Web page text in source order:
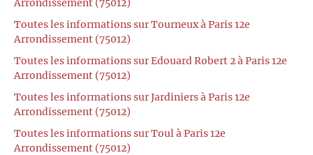
Toutes les informations sur Tourneux à Paris 12e
Arrondissement (75012)
Toutes les informations sur Edouard Robert 2 à Paris 12e
Arrondissement (75012)
Toutes les informations sur Jardiniers à Paris 12e
Arrondissement (75012)
Toutes les informations sur Toul à Paris 12e
Arrondissement (75012)